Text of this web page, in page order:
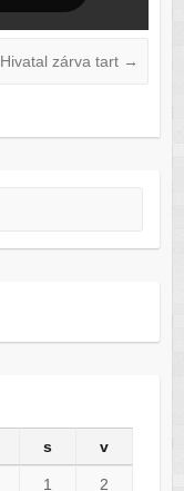
Hivatal zárva tart →
s v
1 2